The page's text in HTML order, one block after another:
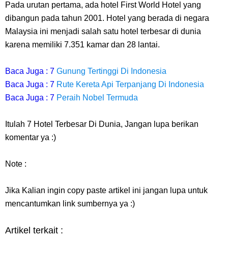
Pada urutan pertama, ada hotel First World Hotel yang
dibangun pada tahun 2001. Hotel yang berada di negara
Malaysia ini menjadi salah satu hotel terbesar di dunia
karena memiliki 7.351 kamar dan 28 lantai.
Baca Juga : 7 Gunung Tertinggi Di Indonesia
Baca Juga : 7 Rute Kereta Api Terpanjang Di Indonesia
Baca Juga : 7 Peraih Nobel Termuda
Itulah 7 Hotel Terbesar Di Dunia, Jangan lupa berikan
komentar ya :)
Note :
Jika Kalian ingin copy paste artikel ini jangan lupa untuk
mencantumkan link sumbernya ya :)
Artikel terkait :